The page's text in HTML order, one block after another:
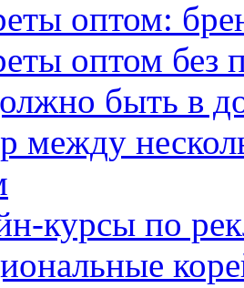
оптом:
оптом без
быть в
между
курсы по